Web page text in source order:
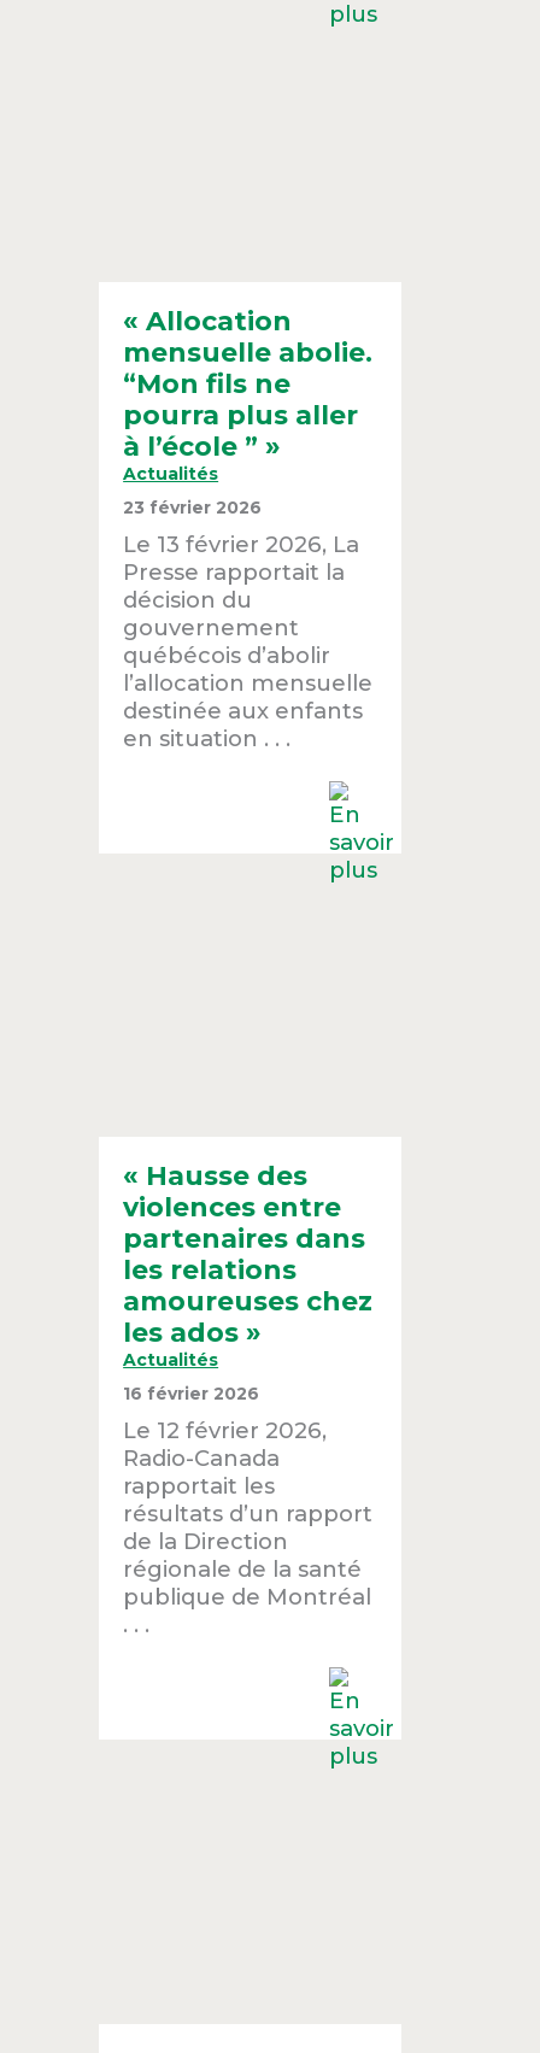
« Allocation
mensuelle abolie.
“Mon fils ne
pourra plus aller
à l’école ” »
Actualités
23 février 2026
Le 13 février 2026, La
Presse rapportait la
décision du
gouvernement
québécois d’abolir
l’allocation mensuelle
destinée aux enfants
en situation . . .
« Hausse des
violences entre
partenaires dans
les relations
amoureuses chez
les ados »
Actualités
16 février 2026
Le 12 février 2026,
Radio-Canada
rapportait les
résultats d’un rapport
de la Direction
régionale de la santé
publique de Montréal
. . .